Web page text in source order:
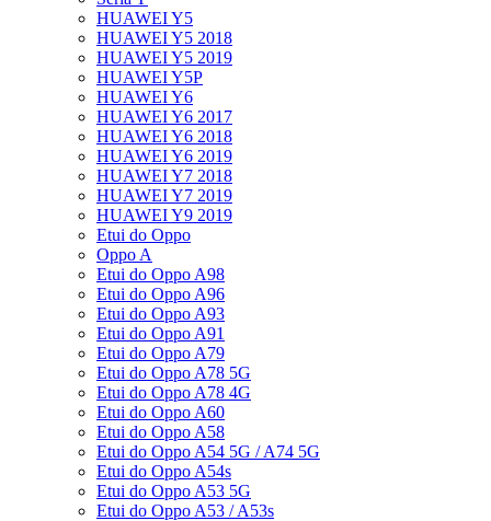
HUAWEI Y5
HUAWEI Y5 2018
HUAWEI Y5 2019
HUAWEI Y5P
HUAWEI Y6
HUAWEI Y6 2017
HUAWEI Y6 2018
HUAWEI Y6 2019
HUAWEI Y7 2018
HUAWEI Y7 2019
HUAWEI Y9 2019
Etui do Oppo
Oppo A
Etui do Oppo A98
Etui do Oppo A96
Etui do Oppo A93
Etui do Oppo A91
Etui do Oppo A79
Etui do Oppo A78 5G
Etui do Oppo A78 4G
Etui do Oppo A60
Etui do Oppo A58
Etui do Oppo A54 5G / A74 5G
Etui do Oppo A54s
Etui do Oppo A53 5G
Etui do Oppo A53 / A53s